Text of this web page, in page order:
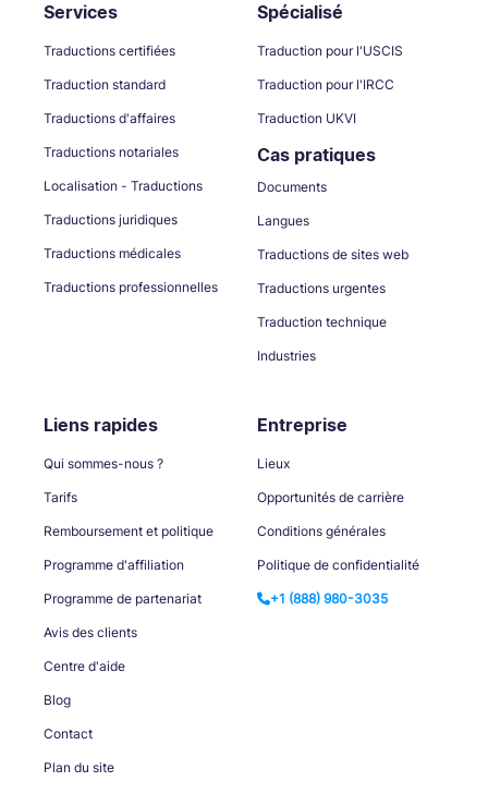
Services
Traductions certifiées
Traduction standard
Traductions d'affaires
Traductions notariales
Localisation - Traductions
Traductions juridiques
Traductions médicales
Traductions professionnelles
Spécialisé
Traduction pour l'USCIS
Traduction pour l'IRCC
Traduction UKVI
Cas pratiques
Documents
Langues
Traductions de sites web
Traductions urgentes
Traduction technique
Industries
Liens rapides
Qui sommes-nous ?
Tarifs
Remboursement et politique
Programme d'affiliation
Programme de partenariat
Avis des clients
Centre d'aide
Blog
Contact
Plan du site
Entreprise
Lieux
Opportunités de carrière
Conditions générales
Politique de confidentialité
+1 (888) 980-3035